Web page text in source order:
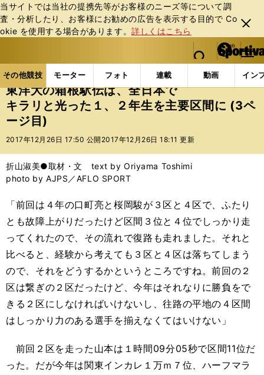
当サイトでは当社の提携先等がお客様のニーズ等について調
査・分析したり、お客様にお勧めの広告を表⽰する⽬的で Co
okie を使⽤する場合があります。詳しくはこちら
閉じ
る
web Sportiva (webスポルティーバ)
検索
マイペ
ー
ジ
メニュ
その他競技 モーター フォト 連載 動画 イン
ス
ポ
ル
テ
ー
バ
その他競技の記事一覧 陸上 東洋大の箱根駅伝は、
東洋大の箱根駅伝は、全日本で
キラリと光った１、２年生を主要区間に (3ペ
ージ目)
2017年12月26日 17:50 公開 2017年12月26日 18:11 更新
折山淑美●取材・文 text by Oriyama Toshimi
photo by AJPS／AFLO SPORT
「前回は４年の口町亮と桜岡駿が３区と４区で、ふたり
とも故障上がりだったけど区間３位と４位でしっかり走
ってくれたので、その流れで復路も走れました。それと
比べると、経験から考えても３区と４区は落ちてしまう
ので、それをどうするかというところですね。前回の２
区は繋ぎの２区だったけど、今年はそれなりに勝負をで
きる２区にしなければいけないし、往路の平地の４区間
はしっかり力のある選手を揃えなくてはいけない」
前回２区を走った山本は１時間09分05秒で区間11位だ
った。だが今年は関東インカレ１万ｍ７位、ハーフマラ